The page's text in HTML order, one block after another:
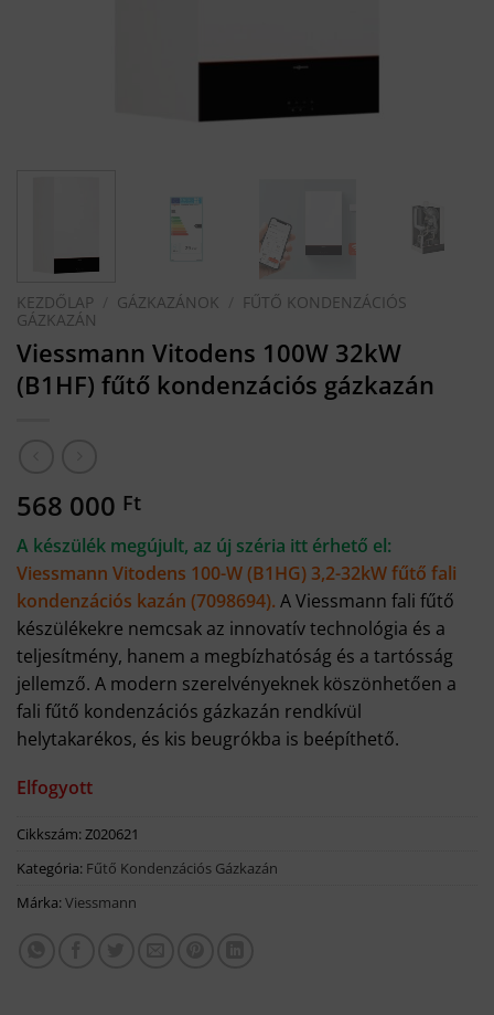
KEZDŐLAP GÁZKAZÁNOK
FŰTŐ KONDENZÁCIÓS
GÁZKAZÁN
Viessmann Vitodens 100W 32kW
(B1HF) fűtő kondenzációs gázkazán
568 000 Ft
A készülék megújult, az új széria itt érhető el:
Viessmann Vitodens 100-W (B1HG) 3,2-32kW fűtő fali
kondenzációs kazán (7098694). A Viessmann fali fűtő
készülékekre nemcsak az innovatív technológia és a
teljesítmény, hanem a megbízhatóság és a tartósság
jellemző. A modern szerelvényeknek köszönhetően a
fali fűtő kondenzációs gázkazán rendkívül
helytakarékos, és kis beugrókba is beépíthető.
Elfogyott
Cikkszám:Z020621
Kategória: Fűtő Kondenzációs Gázkazán
Márka:Viessmann